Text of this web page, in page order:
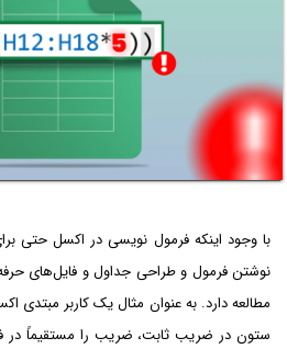
با وجود اینکه فرمول نویسی در اکسل حتی
نوشتن فرمول‌ و طراحی جداول و فایل‌های
مطالعه دارد. به عنوان مثال یک کاربر
ستون در ضریب ثابت، ضریب را مستقیماً در